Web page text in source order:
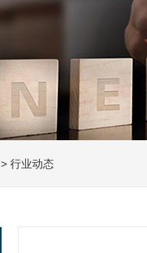
> 行业动态